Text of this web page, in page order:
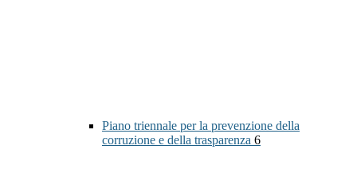
Piano triennale per la prevenzione della
corruzione e della trasparenza 6